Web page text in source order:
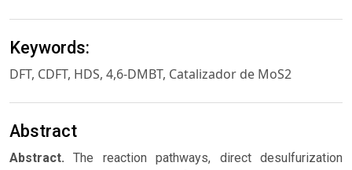
Keywords:
DFT, CDFT, HDS, 4,6-DMBT, Catalizador de MoS2
Abstract
Abstract. The reaction pathways, direct desulfurization